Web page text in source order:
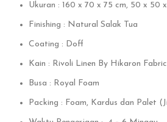
Ukuran : 160 x 70 x 75 cm, 50 x 50
Finishing : Natural Salak Tua
Coating : Doff
Kain : Rivoli Linen By Hikaron
Busa : Royal Foam
Packing : Foam, Kardus dan Palet